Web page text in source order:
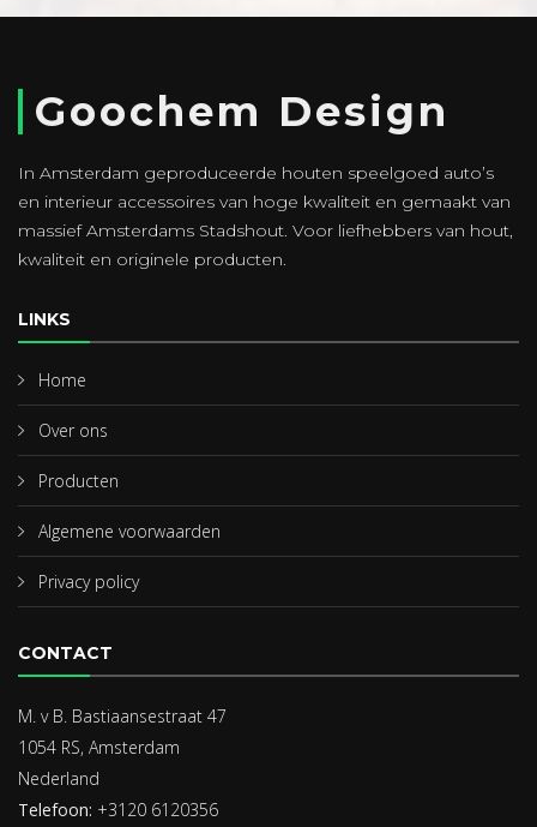
Goochem Design
In Amsterdam geproduceerde houten speelgoed auto’s
en interieur accessoires van hoge kwaliteit en gemaakt van
massief Amsterdams Stadshout. Voor liefhebbers van hout,
kwaliteit en originele producten.
LINKS
Home
Over ons
Producten
Algemene voorwaarden
Privacy policy
CONTACT
M. v B. Bastiaansestraat 47
1054 RS, Amsterdam
Nederland
Telefoon: +3120 6120356